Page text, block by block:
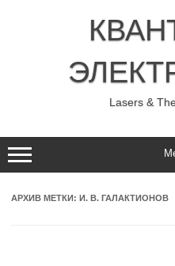
Lasers &
АРХИВ МЕТКИ: И. В. ГАЛАКТИОНОВ